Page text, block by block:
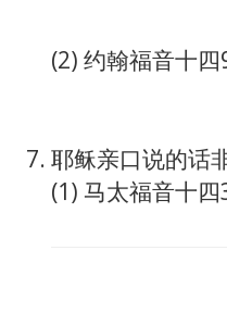
(2) 约翰福音十四
耶稣亲口说的话
(1) 马太福音十四